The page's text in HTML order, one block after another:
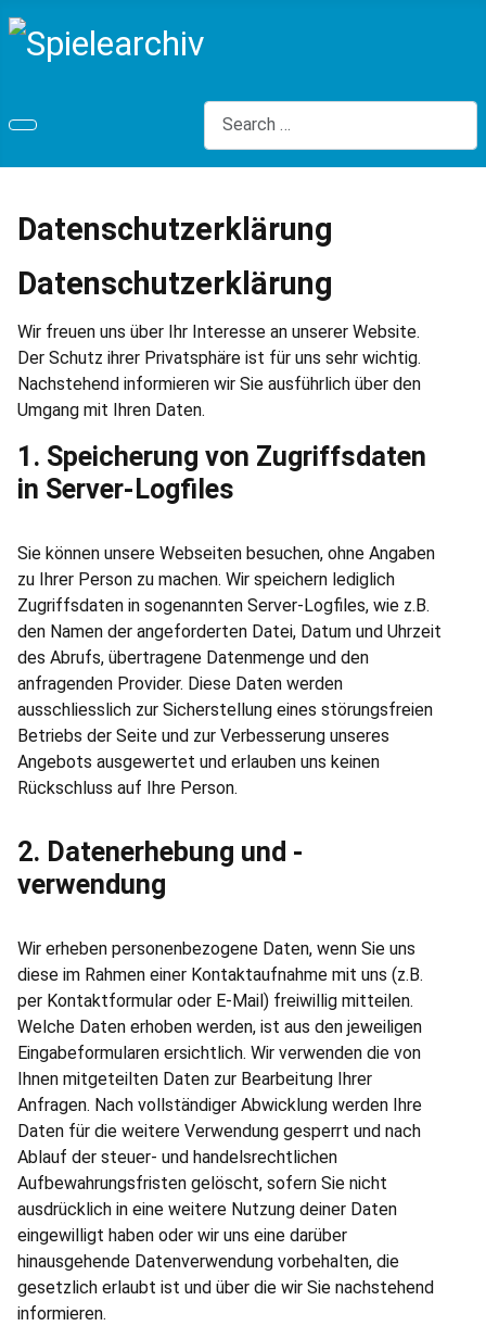
Search
Datenschutzerklärung
Datenschutzerklärung
Wir freuen uns über Ihr Interesse an unserer Website.
Der Schutz ihrer Privatsphäre ist für uns sehr wichtig.
Nachstehend informieren wir Sie ausführlich über den
Umgang mit Ihren Daten.
1. Speicherung von Zugriffsdaten
in Server-Logfiles
Sie können unsere Webseiten besuchen, ohne Angaben
zu Ihrer Person zu machen. Wir speichern lediglich
Zugriffsdaten in sogenannten Server-Logfiles, wie z.B.
den Namen der angeforderten Datei, Datum und Uhrzeit
des Abrufs, übertragene Datenmenge und den
anfragenden Provider. Diese Daten werden
ausschliesslich zur Sicherstellung eines störungsfreien
Betriebs der Seite und zur Verbesserung unseres
Angebots ausgewertet und erlauben uns keinen
Rückschluss auf Ihre Person.
2. Datenerhebung und -
verwendung
Wir erheben personenbezogene Daten, wenn Sie uns
diese im Rahmen einer Kontaktaufnahme mit uns (z.B.
per Kontaktformular oder E-Mail) freiwillig mitteilen.
Welche Daten erhoben werden, ist aus den jeweiligen
Eingabeformularen ersichtlich. Wir verwenden die von
Ihnen mitgeteilten Daten zur Bearbeitung Ihrer
Anfragen. Nach vollständiger Abwicklung werden Ihre
Daten für die weitere Verwendung gesperrt und nach
Ablauf der steuer- und handelsrechtlichen
Aufbewahrungsfristen gelöscht, sofern Sie nicht
ausdrücklich in eine weitere Nutzung deiner Daten
eingewilligt haben oder wir uns eine darüber
hinausgehende Datenverwendung vorbehalten, die
gesetzlich erlaubt ist und über die wir Sie nachstehend
informieren.